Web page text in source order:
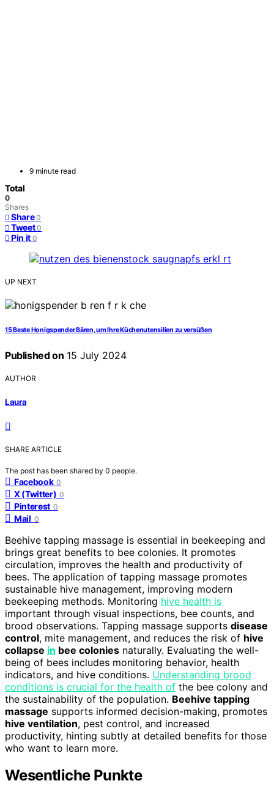
9 minute read
Total
0
Shares
Share 0
Tweet 0
Pin it 0
UP NEXT
15 Beste Honigspender Bären, um Ihre Küchenutensilien zu versüßen
Published on 15 July 2024
AUTHOR
Laura
SHARE ARTICLE
The post has been shared by 0 people.
Facebook 0
X (Twitter) 0
Pinterest 0
Mail 0
Beehive tapping massage is essential in beekeeping and
brings great benefits to bee colonies. It promotes
circulation, improves the health and productivity of
bees. The application of tapping massage promotes
sustainable hive management, improving modern
beekeeping methods. Monitoring hive health is
important through visual inspections, bee counts, and
brood observations. Tapping massage supports disease
control, mite management, and reduces the risk of hive
collapse in bee colonies naturally. Evaluating the well-
being of bees includes monitoring behavior, health
indicators, and hive conditions. Understanding brood
conditions is crucial for the health of the bee colony and
the sustainability of the population. Beehive tapping
massage supports informed decision-making, promotes
hive ventilation, pest control, and increased
productivity, hinting subtly at detailed benefits for those
who want to learn more.
Wesentliche Punkte